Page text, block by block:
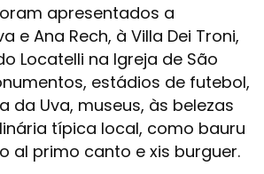
apresentados a
e Ana Rech, à Villa Dei Troni,
Locatelli na Igreja de São
estádios de futebol,
da Uva, museus, às belezas
típica local, como bauru
al primo canto e xis burguer.